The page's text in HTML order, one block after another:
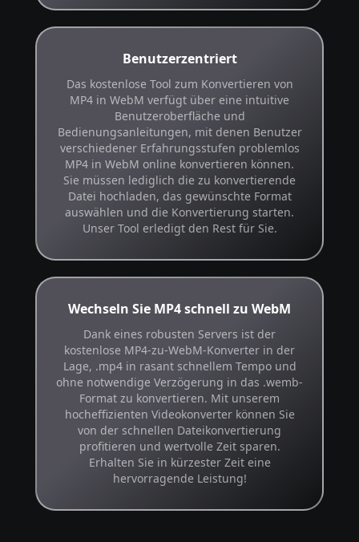
Benutzerzentriert
Das kostenlose Tool zum Konvertieren von
MP4 in WebM verfügt über eine intuitive
Benutzeroberfläche und
Bedienungsanleitungen, mit denen Benutzer
verschiedener Erfahrungsstufen problemlos
MP4 in WebM online konvertieren können.
Sie müssen lediglich die zu konvertierende
Datei hochladen, das gewünschte Format
auswählen und die Konvertierung starten.
Unser Tool erledigt den Rest für Sie.
Wechseln Sie MP4 schnell zu WebM
Dank eines robusten Servers ist der
kostenlose MP4-zu-WebM-Konverter in der
Lage, .mp4 in rasant schnellem Tempo und
ohne notwendige Verzögerung in das .wemb-
Format zu konvertieren. Mit unserem
hocheffizienten Videokonverter können Sie
von der schnellen Dateikonvertierung
profitieren und wertvolle Zeit sparen.
Erhalten Sie in kürzester Zeit eine
hervorragende Leistung!